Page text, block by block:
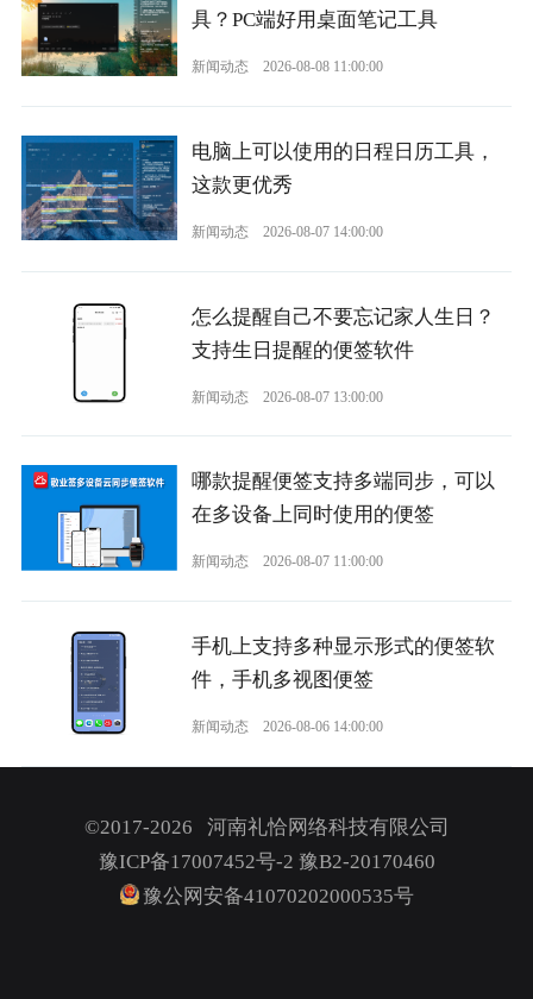
具？PC端好用桌面笔记工具
新闻动态 2026-08-08 11:00:00
电脑上可以使用的日程日历工具，
这款更优秀
新闻动态 2026-08-07 14:00:00
怎么提醒自己不要忘记家人生日？
支持生日提醒的便签软件
新闻动态 2026-08-07 13:00:00
哪款提醒便签支持多端同步，可以
在多设备上同时使用的便签
新闻动态 2026-08-07 11:00:00
手机上支持多种显示形式的便签软
件，手机多视图便签
新闻动态 2026-08-06 14:00:00
©2017-2026 河南礼恰网络科技有限公司
豫ICP备17007452号-2 豫B2-20170460
豫公网安备41070202000535号